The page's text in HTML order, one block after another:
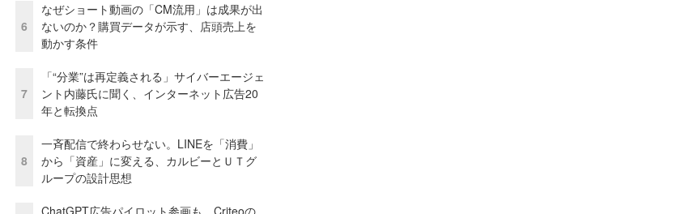
6
なぜショート動画の「CM流用」は成果が出
ないのか？購買データが示す、店頭売上を
動かす条件
7
「“分業”は再定義される」サイバーエージェ
ント内藤氏に聞く、インターネット広告20
年と転換点
8
一斉配信で終わらせない。LINEを「消費」
から「資産」に変える、カルビーとＵＴグ
ループの設計思想
ChatGPT広告パイロット参画も Criteoの